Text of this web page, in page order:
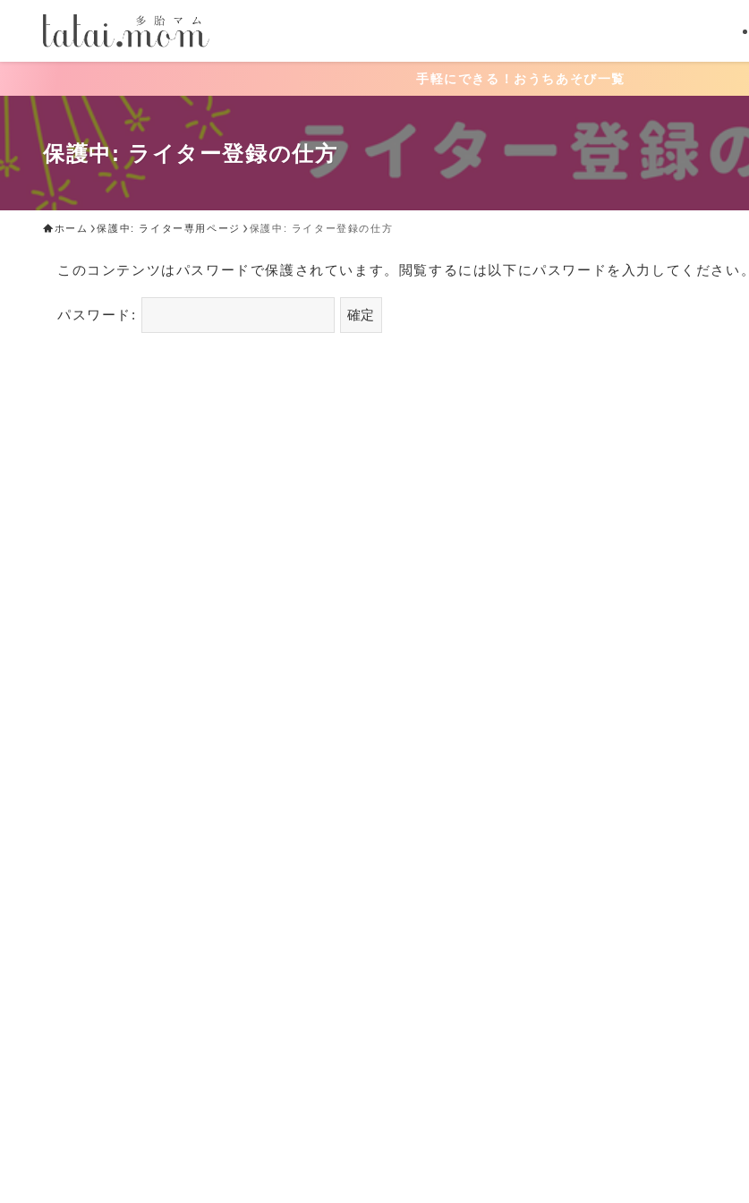
手軽にできる！おうちあそび一覧
保護中: ライター登録の仕方
ホーム 保護中: ライター専用ページ 保護中: ライター登録の仕方
このコンテンツはパスワードで保護されています。閲覧するには以下にパスワードを入力してください。
パスワード: